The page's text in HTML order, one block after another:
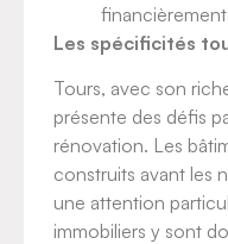
Les spécificités
Tours, avec son
présente des défis
rénovation. Les
construits avant les
une attention
immobiliers y sont